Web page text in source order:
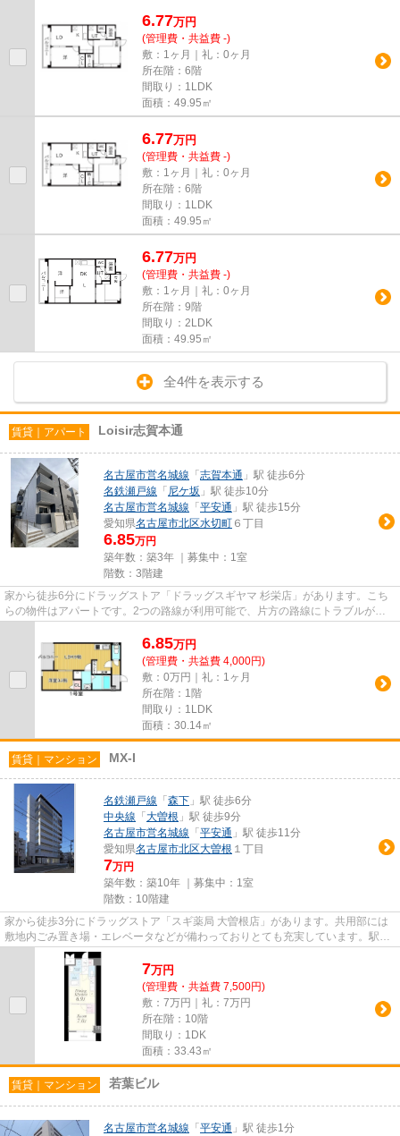
6.77万円
(管理費・共益費 -)
敷：1ヶ月｜礼：0ヶ月
所在階：6階
間取り：1LDK
面積：49.95㎡
6.77万円
(管理費・共益費 -)
敷：1ヶ月｜礼：0ヶ月
所在階：6階
間取り：1LDK
面積：49.95㎡
6.77万円
(管理費・共益費 -)
敷：1ヶ月｜礼：0ヶ月
所在階：9階
間取り：2LDK
面積：49.95㎡
全4件を表示する
賃貸｜アパート Loisir志賀本通
名古屋市営名城線 「 志賀本通 」駅 徒歩6分
名鉄瀬戸線 「 尼ケ坂 」駅 徒歩10分
名古屋市営名城線 「 平安通 」駅 徒歩15分
愛知県名古屋市北区水切町 ６丁目
6.85万円
築年数：築3年 ｜募集中： 1室
階数：3階建
家から徒歩6分にドラッグストア「ドラッグスギヤマ 杉栄店」があります。こち
らの物件はアパートです。2つの路線が利用可能で、片方の路線にトラブルがあ
6.85万円
(管理費・共益費 4,000円)
敷：0万円｜礼：1ヶ月
所在階：1階
間取り：1LDK
面積：30.14㎡
賃貸｜マンション MX-I
名鉄瀬戸線 「 森下 」駅 徒歩6分
中央線 「 大曽根 」駅 徒歩9分
名古屋市営名城線 「 平安通 」駅 徒歩11分
愛知県名古屋市北区大曽根 １丁目
7万円
築年数：築10年 ｜募集中： 1室
階数：10階建
家から徒歩3分にドラッグストア「スギ薬局 大曽根店」があります。共用部には
敷地内ごみ置き場・エレベータなどが備わっておりとても充実しています。駅か
ら徒歩6分の位置にある物件な...
7万円
(管理費・共益費 7,500円)
敷：7万円｜礼：7万円
所在階：10階
間取り：1DK
面積：33.43㎡
賃貸｜マンション 若葉ビル
名古屋市営名城線 「 平安通 」駅 徒歩1分